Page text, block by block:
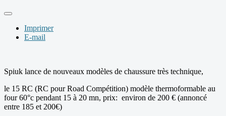
Imprimer
E-mail
Spiuk lance de nouveaux modèles de chaussure très technique,
le 15 RC (RC pour Road Compétition) modèle thermoformable au
four 60°c pendant 15 à 20 mn, prix: environ de 200 € (annoncé
entre 185 et 200€)